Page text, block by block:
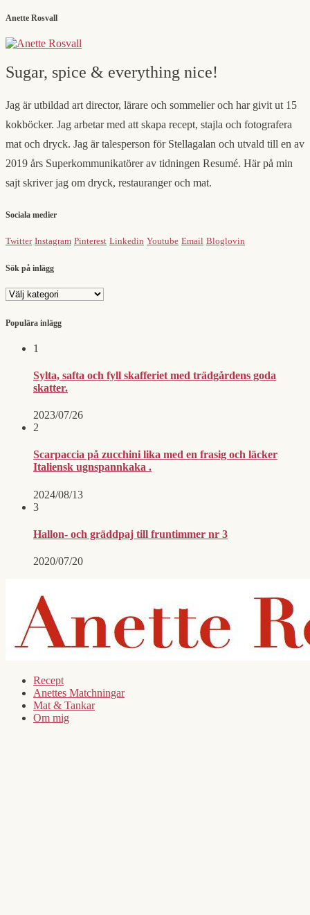
Anette Rosvall
Sugar, spice & everything nice!
Jag är utbildad art director, lärare och sommelier och har givit ut 15
kokböcker. Jag arbetar med att skapa recept, stajla och fotografera
mat och dryck. Jag är talesperson för Stellagalan och utvald till en av
2019 års Superkommunikatörer av tidningen Resumé. Här på min
sajt skriver jag om dryck, restauranger och mat.
Sociala medier
Twitter Instagram Pinterest Linkedin Youtube Email Bloglovin
Sök på inlägg
Sök
inlägg
Populära inlägg
1
Sylta, safta och fyll skafferiet med trädgårdens goda
skatter.
2023/07/26
2
Scarpaccia på zucchini lika med en frasig och läcker
Italiensk ugnspannkaka .
2024/08/13
3
Hallon- och gräddpaj till fruntimmer nr 3
2020/07/20
Recept
Anettes Matchningar
Mat & Tankar
Om mig